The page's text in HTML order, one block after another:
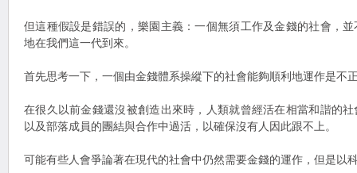
但這種假設是錯誤的，樂園主義：一個無須工作及金錢的社會，
地在我們這一代到來。
首先思考一下，一個由金錢體系操縱下的社會能夠順利地運作是不
在很久以前金錢還沒被創造出來時，人類就曾經活在相當和諧的
以及部落成員的團結與合作中過活，以確保沒有人因此跟不上。
可能有些人會爭論著在現代的社會中仍然需要金錢的運作，但是以